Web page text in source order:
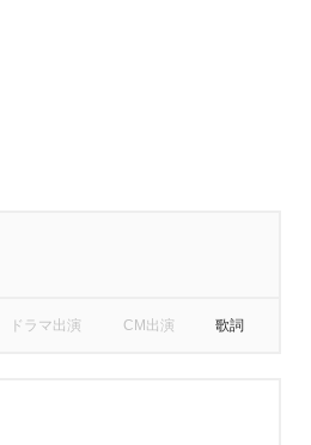
ドラマ出演 CM出演 歌詞